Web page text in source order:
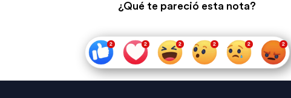
¿Qué te pareció esta nota?